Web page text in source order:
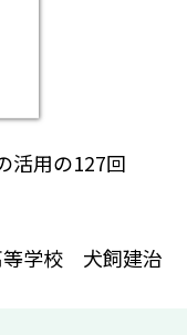
活用の127回
等学校 犬飼建治